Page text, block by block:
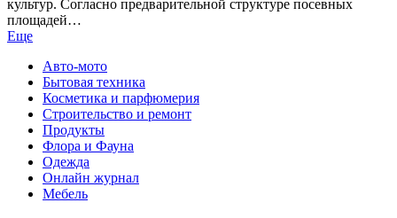
культур. Согласно предварительной структуре посевных
площадей…
Еще
Авто-мото
Бытовая техника
Косметика и парфюмерия
Строительство и ремонт
Продукты
Флора и Фауна
Одежда
Онлайн журнал
Мебель